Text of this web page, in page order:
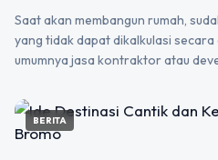
Saat akan membangun rumah,
yang tidak dapat dikalkulasi
umumnya jasa kontraktor atau
BERITA